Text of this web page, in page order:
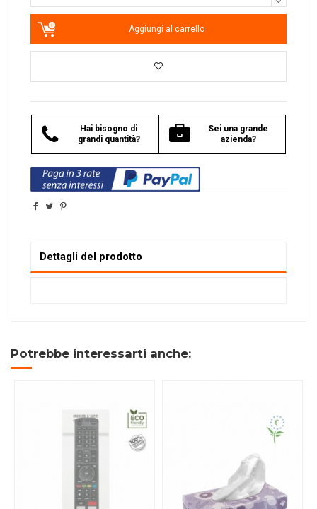
Aggiungi al carrello
Hai bisogno di
grandi quantità?
Sei una grande
azienda?
Dettagli del prodotto
Potrebbe interessarti anche: